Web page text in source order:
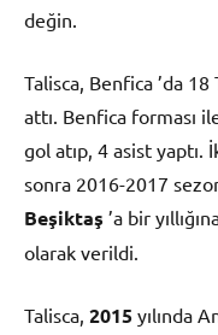
değin.
Talisca, Benfica ’da
attı. Benfica forması
gol atıp, 4 asist yaptı.
sonra 2016-2017
Beşiktaş ’a bir
olarak verildi.
Talisca, 2015 yılında